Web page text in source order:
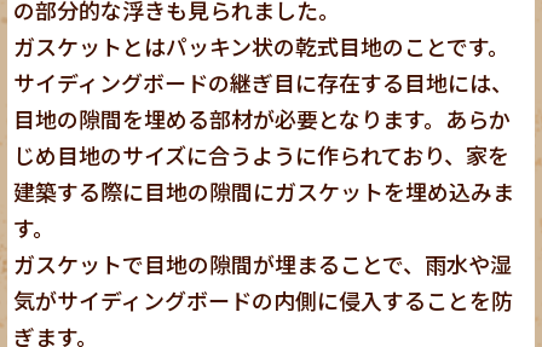
の部分的な浮きも見られました。
ガスケットとはパッキン状の乾式目地のことです。
サイディングボードの継ぎ目に存在する目地には、
目地の隙間を埋める部材が必要となります。あらか
じめ目地のサイズに合うように作られており、家を
建築する際に目地の隙間にガスケットを埋め込みま
す。
ガスケットで目地の隙間が埋まることで、雨水や湿
気がサイディングボードの内側に侵入することを防
ぎます。